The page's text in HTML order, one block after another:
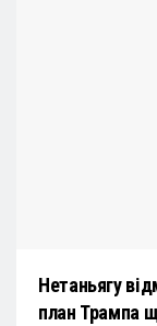
Нетаньягу
план Трампа